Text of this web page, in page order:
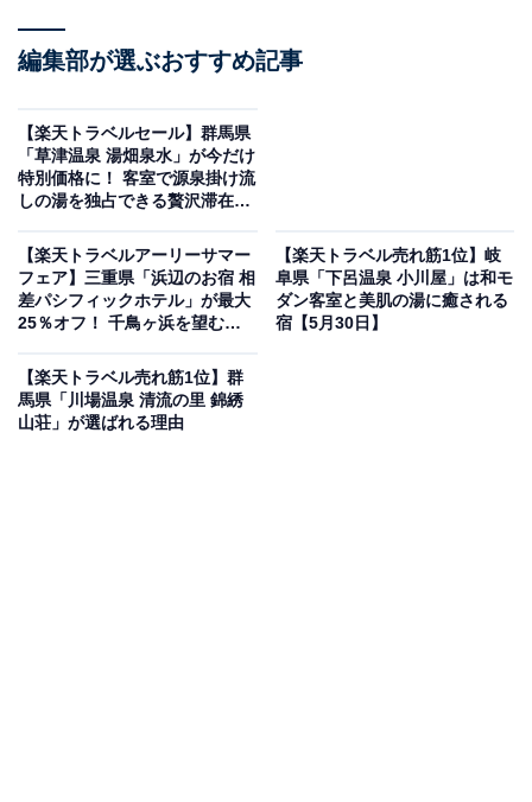
鬼怒川温泉 鬼怒川プラザホテル（画像出典：楽天トラベル）
「鬼怒川温泉 鬼怒川プラザホテル」は現在特別価格で宿
泊可能です。
楽天トラベルでホテルを見る
編集部が選ぶおすすめ記事
【楽天トラベルセール】群馬県
「草津温泉 湯畑泉水」が今だけ
特別価格に！ 客室で源泉掛け流
しの湯を独占できる贅沢滞在
【楽天トラベルアーリーサマー
フェア】三重県「浜辺のお宿 相
差パシフィックホテル」が最大
25％オフ！ 千鳥ヶ浜を望む心
日】
【楽天トラベル売れ筋1位】岐
阜県「下呂温泉 小川屋」は和モ
ダン客室と美肌の湯に癒される
宿【5月30日】
【楽天トラベル売れ筋1位】群
馬県「川場温泉 清流の里 錦綉
山荘」が選ばれる理由